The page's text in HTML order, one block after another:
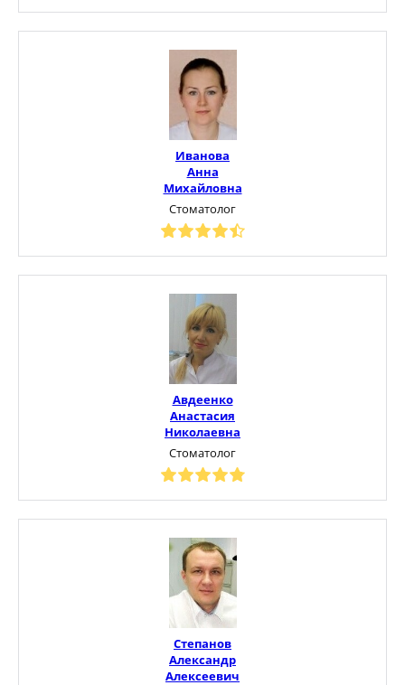
Иванова
Анна
Михайловна
Стоматолог
Авдеенко
Анастасия
Николаевна
Стоматолог
Степанов
Александр
Алексеевич